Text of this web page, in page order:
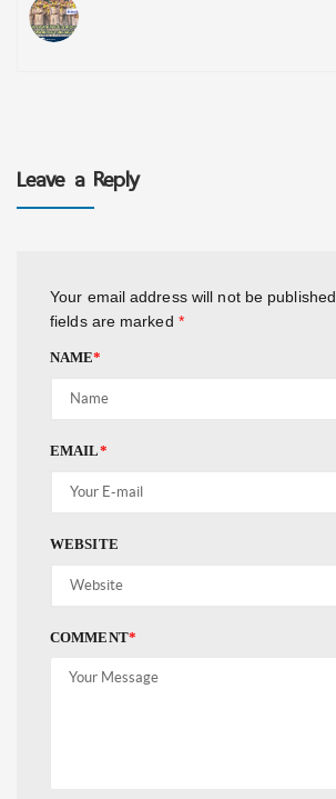
Leave a Reply
Your email address will not be published.
fields are marked *
NAME*
EMAIL*
WEBSITE
COMMENT*